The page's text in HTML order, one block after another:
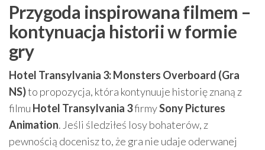
Przygoda inspirowana filmem –
kontynuacja historii w formie
gry
Hotel Transylvania 3: Monsters Overboard (Gra
NS)to propozycja, która kontynuuje historię znaną z
filmu Hotel Transylvania 3firmySony Pictures
Animation. Jeśli śledziłeś losy bohaterów, z
pewnością docenisz to, że gra nie udaje oderwanej